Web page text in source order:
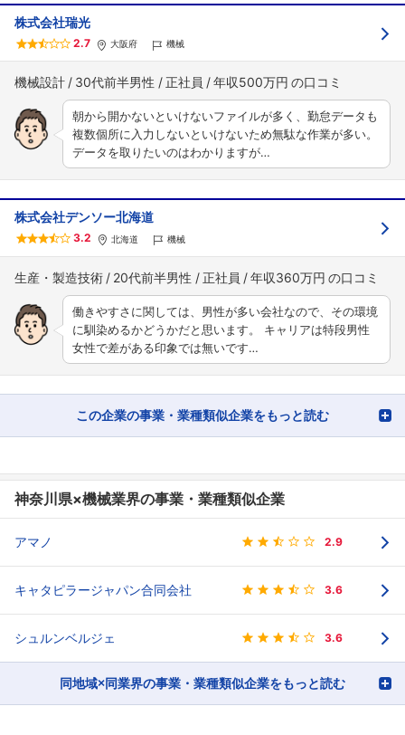
株式会社瑞光
2.7 大阪府 機械
機械設計 30代前半男性 正社員 年収500万円
朝から開かないといけないファイルが多く、勤怠データも
複数個所に入力しないといけないため無駄な作業が多い。
データを取りたいのはわかりますが…
株式会社デンソー北海道
3.2 北海道 機械
生産・製造技術 20代前半男性 正社員 年収360万円
働きやすさに関しては、男性が多い会社なので、その環境
に馴染めるかどうかだと思います。 キャリアは特段男性
女性で差がある印象では無いです…
この企業の事業・業種類似企業をもっと読む
神奈川県×機械業界の事業・業種類似企業
アマノ 2.9
キャタピラージャパン合同会社 3.6
シュルンベルジェ 3.6
同地域×同業界の事業・業種類似企業をもっと読む